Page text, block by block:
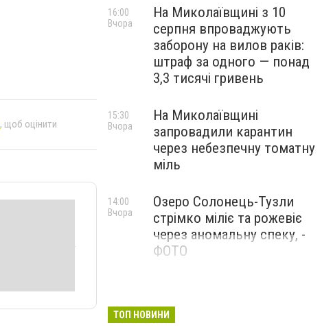
, щоб оцінити
На Миколаївщині з 10
серпня впроваджують
заборону на вилов раків:
штраф за одного — понад
3,3 тисячі гривень
16:00
Вчора
На Миколаївщині
запровадили карантин
через небезпечну томатну
міль
15:30
Вчора
Озеро Солонець-Тузли
стрімко міліє та рожевіє
через аномальну спеку, -
ФОТО
14:00
Вчора
ТОП НОВИНИ